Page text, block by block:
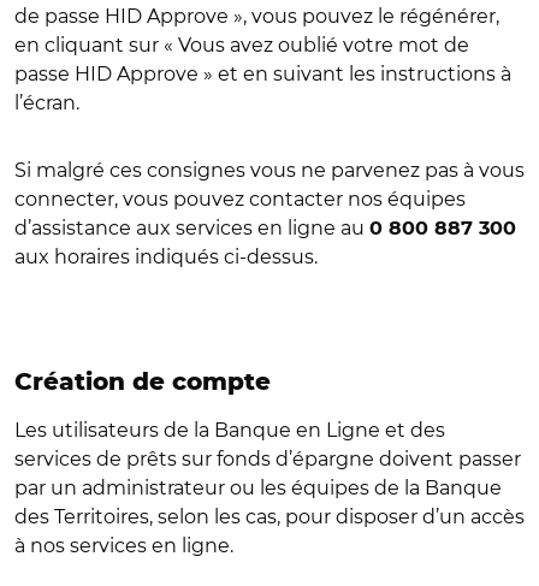
de passe HID Approve », vous pouvez le régénérer,
en cliquant sur « Vous avez oublié votre mot de
passe HID Approve » et en suivant les instructions à
l’écran.
Si malgré ces consignes vous ne parvenez pas à vous
connecter, vous pouvez contacter nos équipes
d’assistance aux services en ligne au 0 800 887 300
aux horaires indiqués ci-dessus.
Création de compte
Les utilisateurs de la Banque en Ligne et des
services de prêts sur fonds d’épargne doivent passer
par un administrateur ou les équipes de la Banque
des Territoires, selon les cas, pour disposer d’un accès
à nos services en ligne.